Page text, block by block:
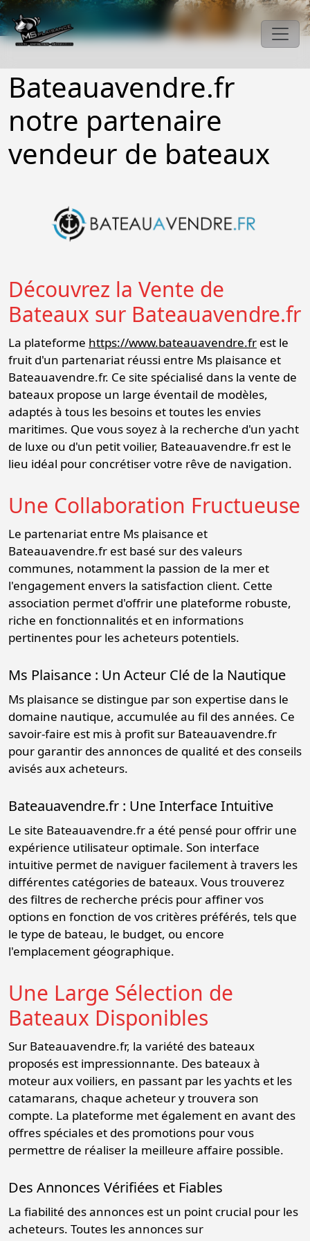
Bateauavendre.fr
notre partenaire
vendeur de bateaux
Découvrez la Vente de
Bateaux sur Bateauavendre.fr
La plateforme https://www.bateauavendre.fr est le
fruit d'un partenariat réussi entre Ms plaisance et
Bateauavendre.fr. Ce site spécialisé dans la vente de
bateaux propose un large éventail de modèles,
adaptés à tous les besoins et toutes les envies
maritimes. Que vous soyez à la recherche d'un yacht
de luxe ou d'un petit voilier, Bateauavendre.fr est le
lieu idéal pour concrétiser votre rêve de navigation.
Une Collaboration Fructueuse
Le partenariat entre Ms plaisance et
Bateauavendre.fr est basé sur des valeurs
communes, notamment la passion de la mer et
l'engagement envers la satisfaction client. Cette
association permet d'offrir une plateforme robuste,
riche en fonctionnalités et en informations
pertinentes pour les acheteurs potentiels.
Ms Plaisance : Un Acteur Clé de la Nautique
Ms plaisance se distingue par son expertise dans le
domaine nautique, accumulée au fil des années. Ce
savoir-faire est mis à profit sur Bateauavendre.fr
pour garantir des annonces de qualité et des conseils
avisés aux acheteurs.
Bateauavendre.fr : Une Interface Intuitive
Le site Bateauavendre.fr a été pensé pour offrir une
expérience utilisateur optimale. Son interface
intuitive permet de naviguer facilement à travers les
différentes catégories de bateaux. Vous trouverez
des filtres de recherche précis pour affiner vos
options en fonction de vos critères préférés, tels que
le type de bateau, le budget, ou encore
l'emplacement géographique.
Une Large Sélection de
Bateaux Disponibles
Sur Bateauavendre.fr, la variété des bateaux
proposés est impressionnante. Des bateaux à
moteur aux voiliers, en passant par les yachts et les
catamarans, chaque acheteur y trouvera son
compte. La plateforme met également en avant des
offres spéciales et des promotions pour vous
permettre de réaliser la meilleure affaire possible.
Des Annonces Vérifiées et Fiables
La fiabilité des annonces est un point crucial pour les
acheteurs. Toutes les annonces sur